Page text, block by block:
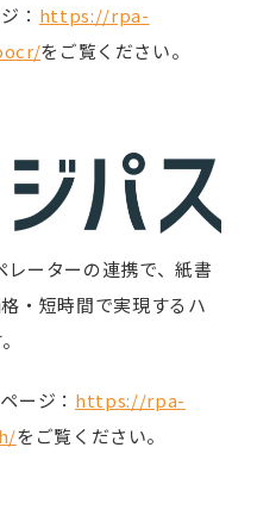
： https://rpa-
をご覧ください。
レーターの連携で、紙書
・短時間で実現するハ
ージ： https://rpa-
をご覧ください。